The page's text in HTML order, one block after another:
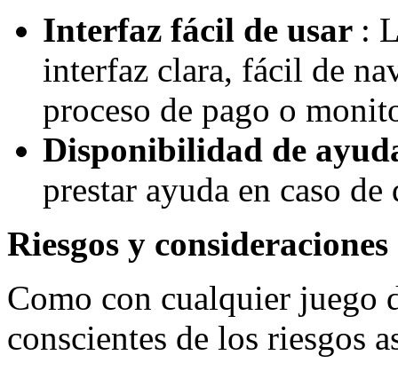
Interfaz fácil de usar :
interfaz clara, fácil de
proceso de pago o
Disponibilidad de
prestar ayuda en caso
Riesgos y consideraciones
Como con cualquier juego
conscientes de los riesgos